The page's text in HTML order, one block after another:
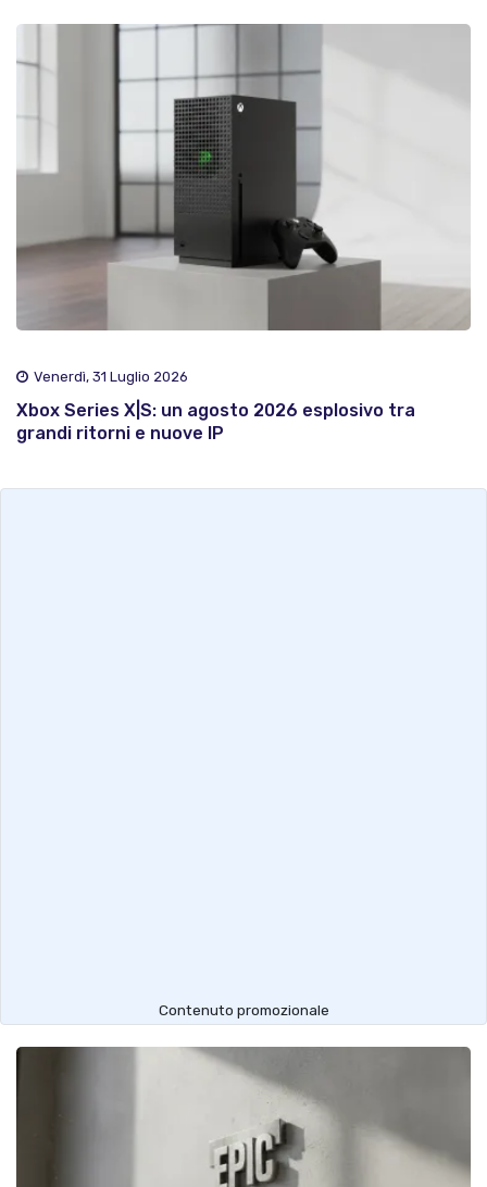
Venerdì, 31 Luglio 2026
Xbox Series X|S: un agosto 2026 esplosivo tra
grandi ritorni e nuove IP
Contenuto promozionale